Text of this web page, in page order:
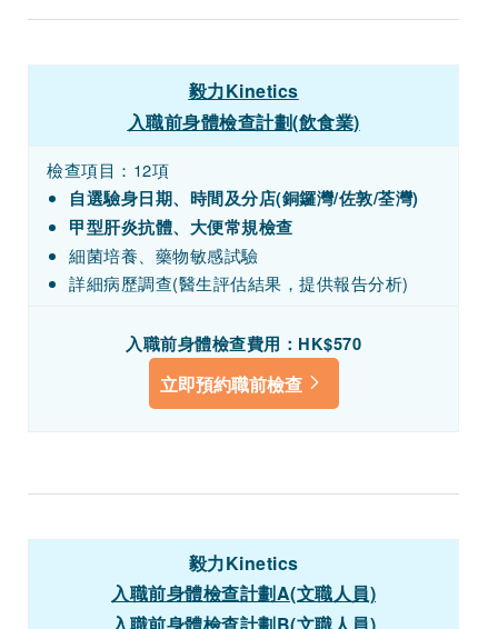
毅力Kinetics
入職前身體檢查計劃(飲食業)
檢查項目：12項
自選驗身日期、時間及分店(銅鑼灣/佐敦/荃灣)
甲型肝炎抗體、大便常規檢查
細菌培養、藥物敏感試驗
詳細病歷調查(醫生評估結果，提供報告分析)
入職前身體檢查費用：HK$570
立即預約職前檢查
毅力Kinetics
入職前身體檢查計劃A(文職人員)
入職前身體檢查計劃B(文職人員)